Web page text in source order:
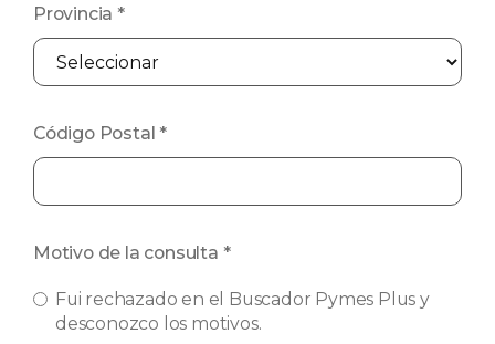
Provincia *
Código Postal *
Motivo de la consulta *
Fui rechazado en el Buscador Pymes Plus y
desconozco los motivos.